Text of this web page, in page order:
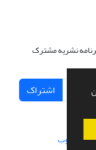
نشریه مشترک
اشتراک
از سیناوب